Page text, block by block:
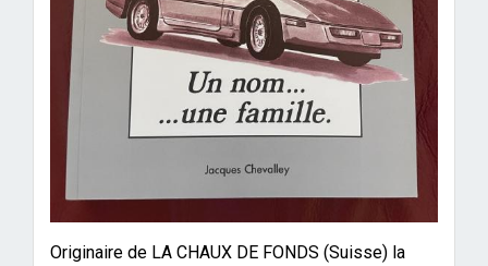
Originaire de LA CHAUX DE FONDS (Suisse) la